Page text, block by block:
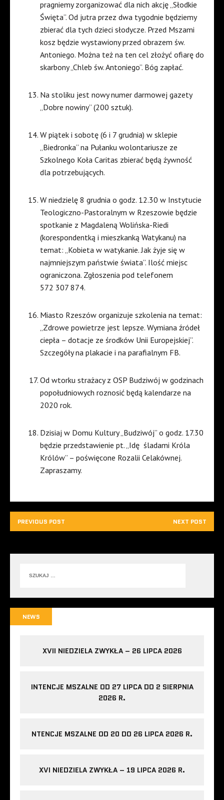
pragniemy zorganizować dla nich akcję „Słodkie
Święta”. Od jutra przez dwa tygodnie będziemy
zbierać dla tych dzieci słodycze. Przed Mszami
kosz będzie wystawiony przed obrazem św.
Antoniego. Można też na ten cel złożyć ofiarę do
skarbony „Chleb św. Antoniego”. Bóg zapłać.
Na stoliku jest nowy numer darmowej gazety
„Dobre nowiny” (200 sztuk).
W piątek i sobotę (6 i 7 grudnia) w sklepie
„Biedronka” na Pułanku wolontariusze ze
Szkolnego Koła Caritas zbierać będą żywność
dla potrzebujących.
W niedzielę 8 grudnia o godz. 12.30 w Instytucie
Teologiczno-Pastoralnym w Rzeszowie będzie
spotkanie z Magdaleną Wolińska-Riedi
(korespondentką i mieszkanką Watykanu) na
temat: „Kobieta w watykanie. Jak żyje się w
najmniejszym państwie świata”. Ilość miejsc
ograniczona. Zgłoszenia pod telefonem
572 307 874.
Miasto Rzeszów organizuje szkolenia na temat:
„Zdrowe powietrze jest lepsze. Wymiana źródeł
ciepła – dotacje ze środków Unii Europejskiej”.
Szczegóły na plakacie i na parafialnym FB.
Od wtorku strażacy z OSP Budziwój w godzinach
popołudniowych roznosić będą kalendarze na
2020 rok.
Dzisiaj w Domu Kultury „Budziwój” o godz. 17.30
będzie przedstawienie pt. „Idę śladami Króla
Królów” – poświęcone Rozalii Celakównej.
Zapraszamy.
PREVIOUS POST NEXT POST
NEWS
XVII NIEDZIELA ZWYKŁA – 26 LIPCA 2026
INTENCJE MSZALNE OD 27 LIPCA DO 2 SIERPNIA
2026 R.
NTENCJE MSZALNE OD 20 DO 26 LIPCA 2026 R.
XVI NIEDZIELA ZWYKŁA – 19 LIPCA 2026 R.